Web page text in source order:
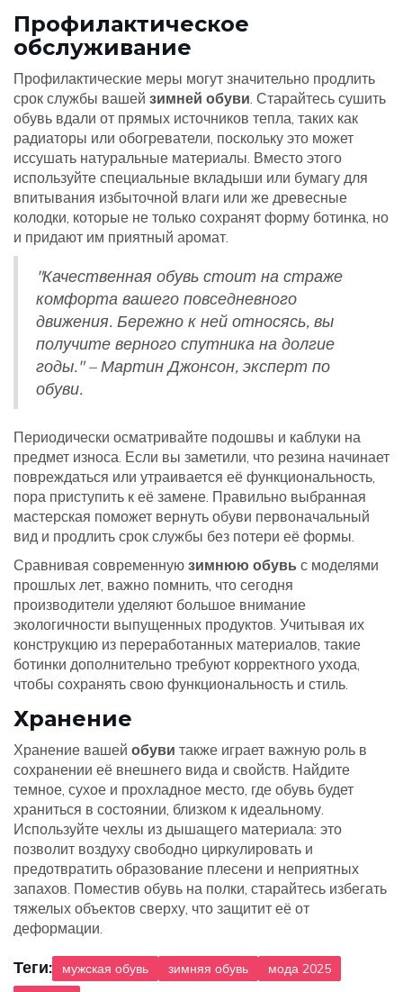
Профилактическое
обслуживание
Профилактические меры могут значительно продлить
срок службы вашей зимней обуви. Старайтесь сушить
обувь вдали от прямых источников тепла, таких как
радиаторы или обогреватели, поскольку это может
иссушать натуральные материалы. Вместо этого
используйте специальные вкладыши или бумагу для
впитывания избыточной влаги или же древесные
колодки, которые не только сохранят форму ботинка, но
и придают им приятный аромат.
"Качественная обувь стоит на страже
комфорта вашего повседневного
движения. Бережно к ней относясь, вы
получите верного спутника на долгие
годы." – Мартин Джонсон, эксперт по
обуви.
Периодически осматривайте подошвы и каблуки на
предмет износа. Если вы заметили, что резина начинает
повреждаться или утраивается её функциональность,
пора приступить к её замене. Правильно выбранная
мастерская поможет вернуть обуви первоначальный
вид и продлить срок службы без потери её формы.
Сравнивая современную зимнюю обувь с моделями
прошлых лет, важно помнить, что сегодня
производители уделяют большое внимание
экологичности выпущенных продуктов. Учитывая их
конструкцию из переработанных материалов, такие
ботинки дополнительно требуют корректного ухода,
чтобы сохранять свою функциональность и стиль.
Хранение
Хранение вашей обуви также играет важную роль в
сохранении её внешнего вида и свойств. Найдите
темное, сухое и прохладное место, где обувь будет
храниться в состоянии, близком к идеальному.
Используйте чехлы из дышащего материала: это
позволит воздуху свободно циркулировать и
предотвратить образование плесени и неприятных
запахов. Поместив обувь на полки, старайтесь избегать
тяжелых объектов сверху, что защитит её от
деформации.
Теги: мужская обувь зимняя обувь
мода 2025